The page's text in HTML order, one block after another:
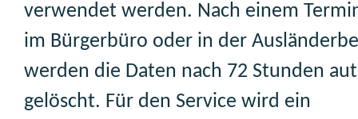
verwendet werden. Nach einem
im Bürgerbüro oder in der
werden die Daten nach 72 Stunden
gelöscht. Für den Service wird ein